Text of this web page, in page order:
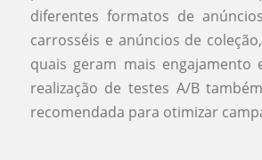
diferentes formatos de
carrosséis e anúncios de
quais geram mais engajamento
realização de testes A/B
recomendada para otimizar